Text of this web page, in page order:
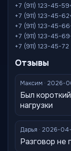
+7 (911) 123-45-59
+7 (911) 123-45-62
+7 (911) 123-45-66
+7 (911) 123-45-69
+7 (911) 123-45-72
Отзывы
Максим · 2026-
Был
нагрузки
Дарья · 2026-
Разговор не